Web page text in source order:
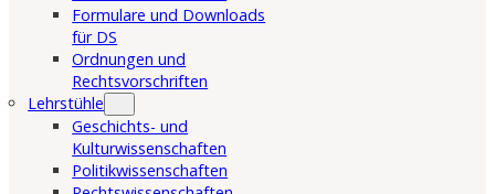
Formulare und Downloads
für DS
Ordnungen und
Rechtsvorschriften
Lehrstühle
Geschichts- und
Kulturwissenschaften
Politikwissenschaften